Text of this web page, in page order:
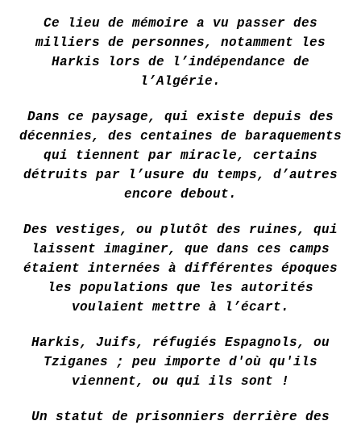
Ce lieu de mémoire a vu passer des
milliers de personnes, notamment les
Harkis lors de l’indépendance de
l’Algérie.
Dans ce paysage, qui existe depuis des
décennies, des centaines de baraquements
qui tiennent par miracle, certains
détruits par l’usure du temps, d’autres
encore debout.
Des vestiges, ou plutôt des ruines, qui
laissent imaginer, que dans ces camps
étaient internées à différentes époques
les populations que les autorités
voulaient mettre à l’écart.
Harkis, Juifs, réfugiés Espagnols, ou
Tziganes ; peu importe d'où qu'ils
viennent, ou qui ils sont !
Un statut de prisonniers derrière des